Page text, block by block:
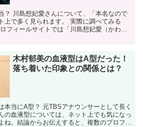
？ 川島想妃愛さんについて、「本名なので
上で多く見られます。 実際に調べてみる
フィールサイトでは「川島想妃愛（かわし
木村郁美の血液型はA型だった！
落ち着いた印象との関係とは？
本当にA型？ 元TBSアナウンサーとして長く
の血液型については、ネット上でも気になっ
ね。結論からお伝えすると、複数のプロフィ